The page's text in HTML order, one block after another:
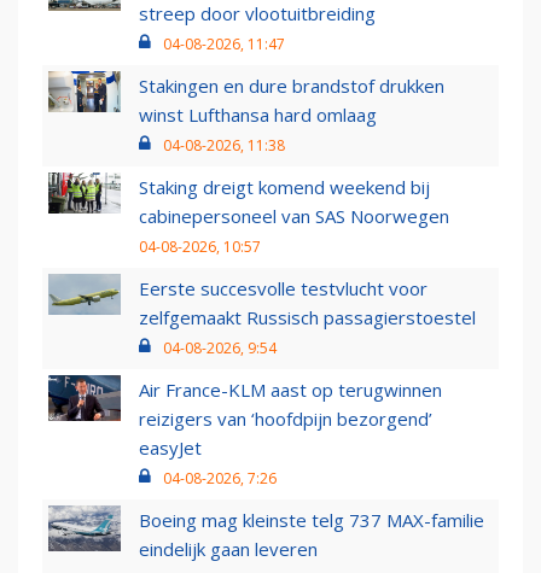
streep door vlootuitbreiding
04-08-2026, 11:47
Stakingen en dure brandstof drukken
winst Lufthansa hard omlaag
04-08-2026, 11:38
Staking dreigt komend weekend bij
cabinepersoneel van SAS Noorwegen
04-08-2026, 10:57
Eerste succesvolle testvlucht voor
zelfgemaakt Russisch passagierstoestel
04-08-2026, 9:54
Air France-KLM aast op terugwinnen
reizigers van ‘hoofdpijn bezorgend’
easyJet
04-08-2026, 7:26
Boeing mag kleinste telg 737 MAX-familie
eindelijk gaan leveren